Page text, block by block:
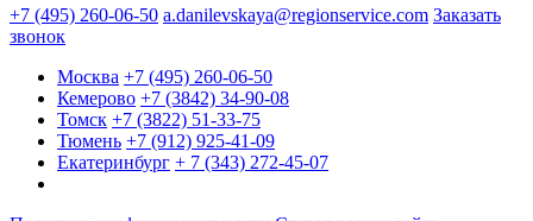
+7 (495) 260-06-50 a.danilevskaya@regionservice.com Заказать
звонок
Москва +7 (495) 260-06-50
Кемерово +7 (3842) 34-90-08
Томск +7 (3822) 51-33-75
Тюмень +7 (912) 925-41-09
Екатеринбург + 7 (343) 272-45-07